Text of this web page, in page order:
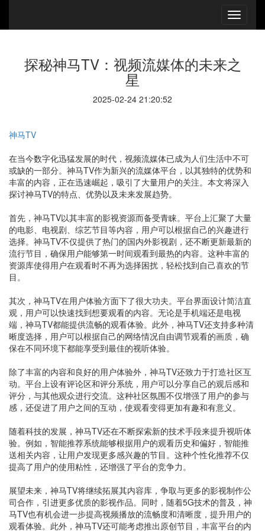
探秘神马TV：视频流媒体的未来之
星
2025-02-24 21:20:52
神马TV
在当今数字化迅猛发展的时代，视频流媒体已成为人们生活中不可
或缺的一部分。神马TV作为新兴的流媒体平台，以其独特的优势和
丰富的内容，正在迅速崛起，吸引了大量用户的关注。本文将深入
探讨神马TV的特点、优势以及未来发展趋势。
首先，神马TV以其丰富的影视资源而备受青睐。平台上汇聚了大量
的电影、电视剧、综艺节目等内容，用户可以根据自己的兴趣进行
选择。神马TV不仅提供了热门的国内外影视剧，还不断更新最新的
流行节目，确保用户能够第一时间观看到最热的内容。这种丰富的
资源库使得用户在观看时不再为选择困扰，轻松找到自己喜欢的节
目。
其次，神马TV在用户体验方面下了很大功夫。平台界面设计简洁直
观，用户可以快速找到想要观看的内容。无论是手机端还是电视
端，神马TV都能提供流畅的观看体验。此外，神马TV还支持多种清
晰度选择，用户可以根据自己的网络情况自由调节观看的画质，确
保在不同环境下都能享受到最佳的视听体验。
除了丰富的内容和良好的用户体验外，神马TV还致力于打造社区互
动。平台上设有评论区和评分系统，用户可以分享自己的观后感和
评分，与其他观众进行交流。这种社区氛围不仅增强了用户的参与
感，还促进了用户之间的互动，使观看变得更加有趣和有意义。
随着科技的发展，神马TV还在不断探索新的技术手段来提升视听体
验。例如，智能推荐系统能够根据用户的观看历史和偏好，智能推
送相关内容，让用户发现更多感兴趣的节目。这种个性化推荐不仅
提高了用户的使用粘性，还增强了平台的竞争力。
展望未来，神马TV将继续拓展其内容库，争取与更多的影视制作公
司合作，引进更多优质的影视作品。同时，随着5G技术的普及，神
马TV也有机会进一步提高视频播放的流畅度和清晰度，提升用户的
观看体验。此外，神马TV还可能考虑推出原创节目，丰富平台的内